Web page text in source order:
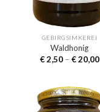
GEBIRGSIMKEREI
Waldhonig
€2,50– €20,00